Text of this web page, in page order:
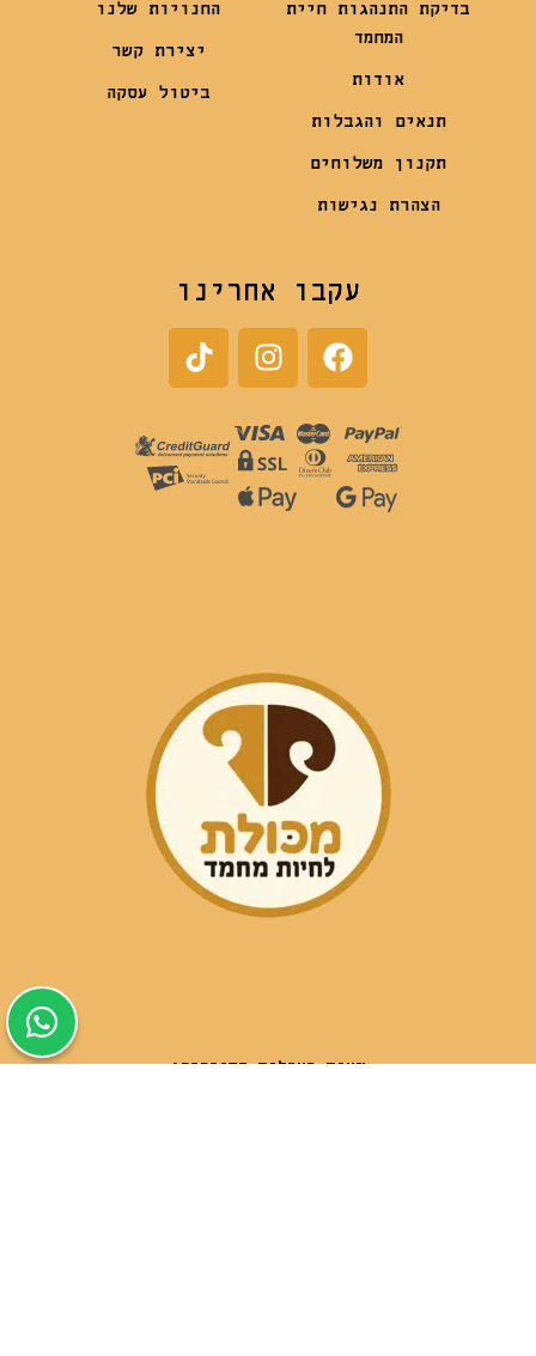
בדיקת התנהגות חיית
המחמד
אודות
תנאים והגבלות
תקנון משלוחים
הצהרת נגישות
החנויות שלנו
יצירת קשר
ביטול עסקה
עקבו אחרינו
שעות פעילות הסניפים: